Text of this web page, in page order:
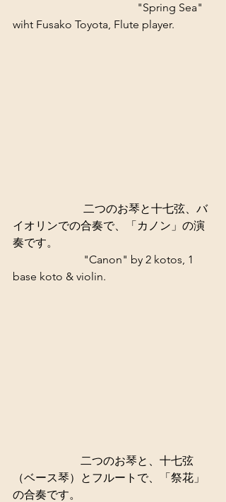
wiht Fusako Toyota, Flute player.
イオリンでの合奏で、「カノン」の演
奏です。
base koto & violin.
二つのお琴と、十七弦
（ベース琴）とフルートで、「祭花」
の合奏です。